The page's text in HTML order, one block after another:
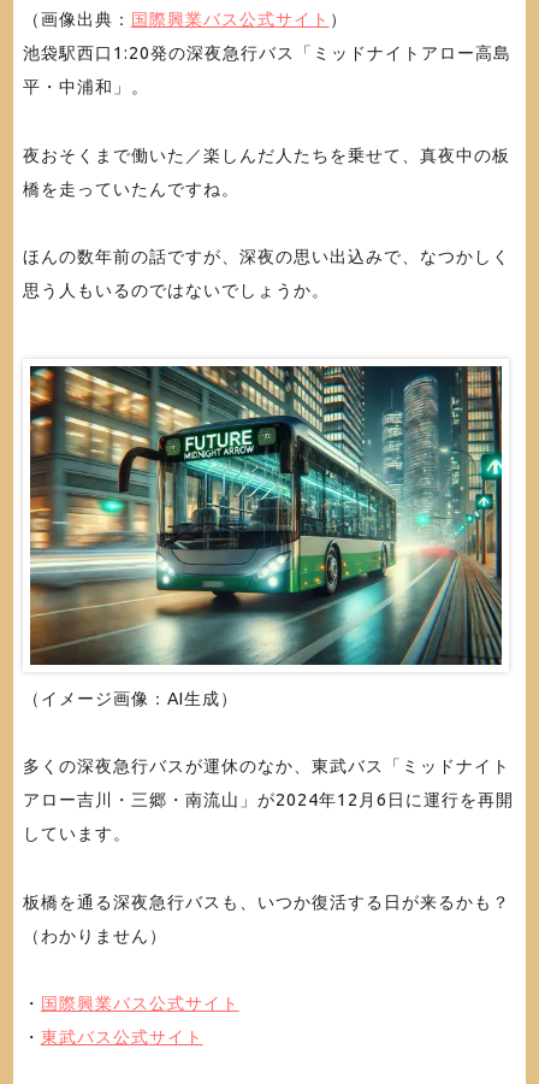
（画像出典： 国際興業バス公式サイト ）
池袋駅西口1:20発の深夜急行バス「ミッドナイトアロー高島
平・中浦和」。
夜おそくまで働いた／楽しんだ人たちを乗せて、真夜中の板
橋を走っていたんですね。
ほんの数年前の話ですが、深夜の思い出込みで、なつかしく
思う人もいるのではないでしょうか。
（イメージ画像：AI生成）
多くの深夜急行バスが運休のなか、東武バス「ミッドナイト
アロー吉川・三郷・南流山」が2024年12月6日に運行を再開
しています。
板橋を通る深夜急行バスも、いつか復活する日が来るかも？
（わかりません）
・ 国際興業バス公式サイト
・ 東武バス公式サイト